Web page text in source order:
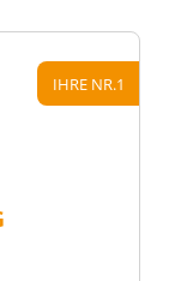
IHRE NR.1